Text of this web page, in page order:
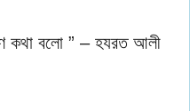
কথা বলো ” – হযরত আলী